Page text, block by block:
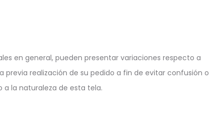
en general, pueden presentar variaciones respecto a
realización de su pedido a fin de evitar confusión o
a la naturaleza de esta tela.